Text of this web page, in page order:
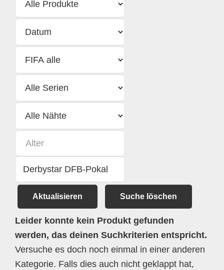
Aktualisieren Suche löschen
Leider konnte kein Produkt gefunden
werden, das deinen Suchkriterien entspricht.
Versuche es doch noch einmal in einer anderen
Kategorie. Falls dies auch nicht geklappt hat,